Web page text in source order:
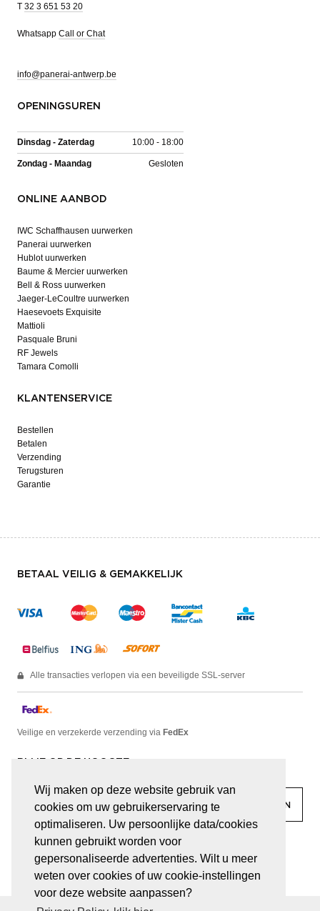
Wij maken op deze website gebruik van
cookies om uw gebruikerservaring te
optimaliseren. Uw persoonlijke data/cookies
kunnen gebruikt worden voor
gepersonaliseerde advertenties. Wilt u meer
weten over cookies of uw cookie-instellingen
voor deze website aanpassen?
T 32 3 651 53 20
Whatsapp Call or Chat
info@panerai-antwerp.be
OPENINGSUREN
Dinsdag - Zaterdag 10:00 - 18:00
Zondag - Maandag Gesloten
ONLINE AANBOD
IWC Schaffhausen uurwerken
Panerai uurwerken
Hublot uurwerken
Baume & Mercier uurwerken
Bell & Ross uurwerken
Jaeger-LeCoultre uurwerken
Haesevoets Exquisite
Mattioli
Pasquale Bruni
RF Jewels
Tamara Comolli
KLANTENSERVICE
Bestellen
Betalen
Verzending
Terugsturen
Garantie
BETAAL VEILIG & GEMAKKELIJK
Alle transacties verlopen via een beveiligde SSL-server
Veilige en verzekerde verzending via FedEx
BLIJF OP DE HOOGTE
facebook linkedin